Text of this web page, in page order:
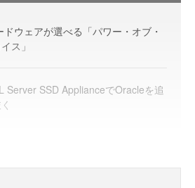
ドウェアが選べる「パワー・オブ・
ス」
Server SSD ApplianceでOracleを追